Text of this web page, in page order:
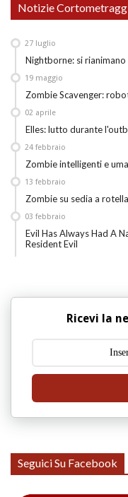
Notizie
Nightborne: si
27 luglio
Zombie Scavenger:
19 maggio
Elles: lutto durante
02 aprile
Zombie intelligenti e
24 febbraio
Zombie su sedia a
13 febbraio
Evil Has Always Had A
Resident Evil
03 febbraio
Ricevi la
Seguici Su Facebook